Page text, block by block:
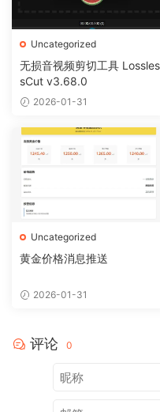
Uncategorized
无损音视频剪切工具 Lossles
sCut v3.68.0
2026-01-31
Uncategorized
黄金价格消息推送
2026-01-31
评论 0